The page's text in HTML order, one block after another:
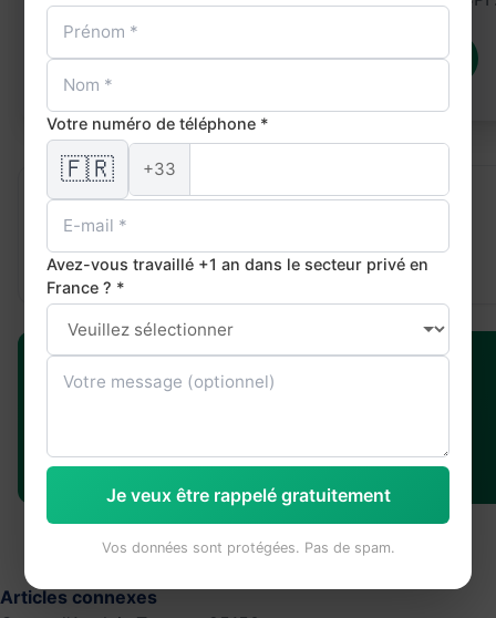
Je demande mon financement CPF
SOMMAIRE
Formats & comparatif
💰 Votre Formation CPF
Vérifier mon éligibilité
Articles connexes
Votre numéro de téléphone *
🇫🇷 +33
Avez-vous travaillé +1 an dans le secteur privé en
France ? *
Je veux être rappelé gratuitement
Vos données sont protégées. Pas de spam.